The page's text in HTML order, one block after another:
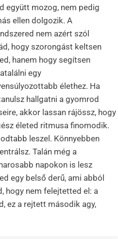
együtt mozog, nem pedig
ellen dolgozik. A
nem azért szól
hogy szorongást keltsen
hanem hogy segítsen
egy
élethez. Ha
hallgatni a gyomrod
akkor lassan rájössz, hogy
életed ritmusa finomodik.
leszel. Könnyebben
Talán még a
napokon is lesz
egy belső derű, ami abból
hogy nem felejtetted el: a
ez a rejtett második agy,